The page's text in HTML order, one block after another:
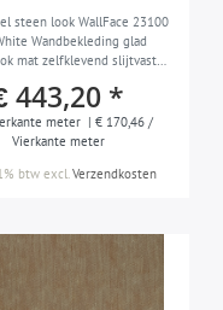
steen look WallFace 23100
Wandbekleding glad
mat zelfklevend slijtvast
443,20 *
meter | € 170,46 /
Vierkante meter
btw excl.Verzendkosten